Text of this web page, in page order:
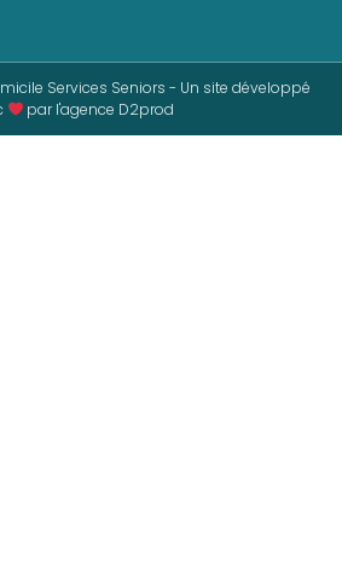
Services Seniors - Un site développé
par l'agence D2prod